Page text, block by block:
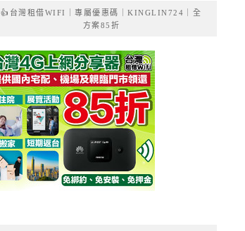
👍台灣租借WIFI｜專屬優惠碼｜KINGLIN724｜全
方案85折